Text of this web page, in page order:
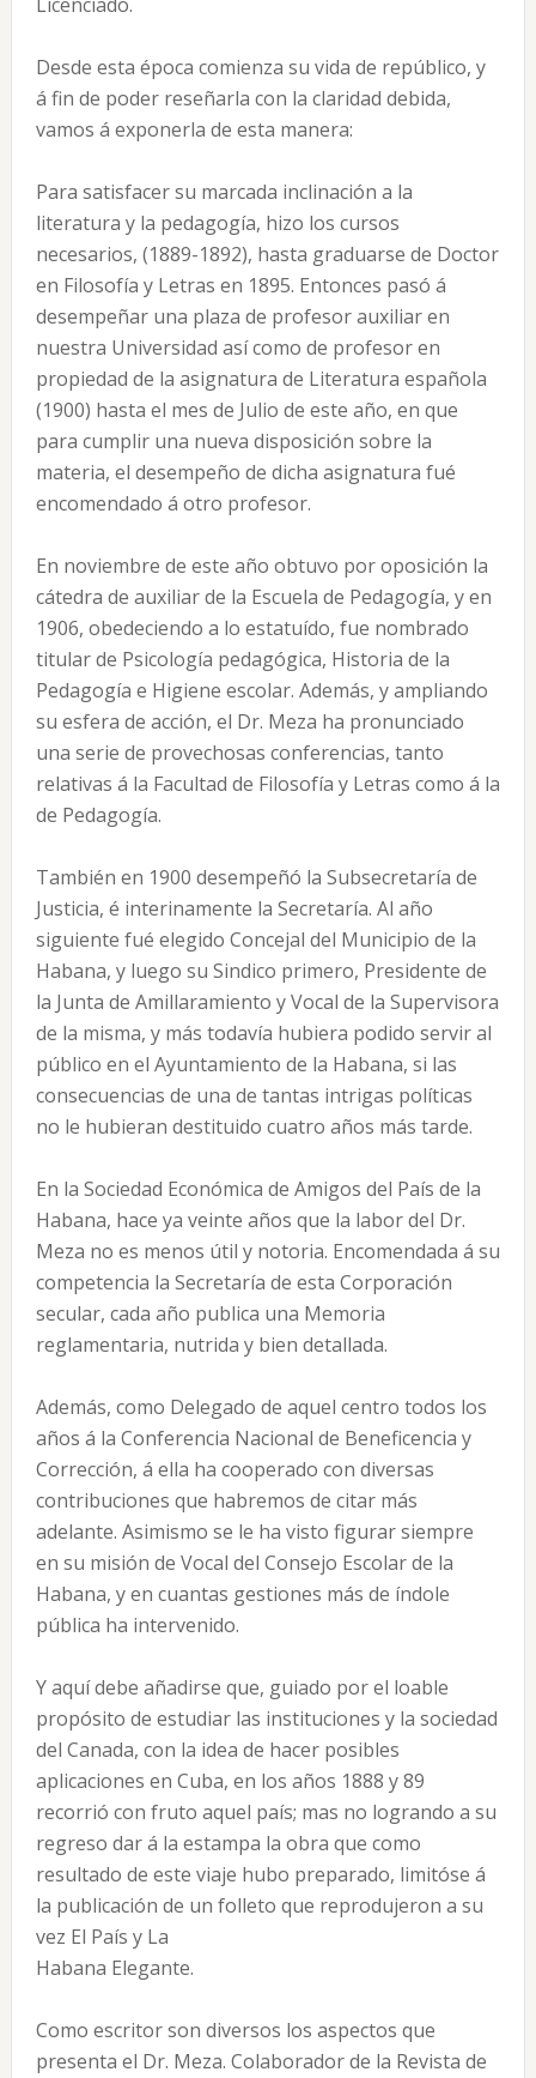
Desde esta época comienza su vida de repúblico, y
á fin de poder reseñarla con la claridad debida,
vamos á exponerla de esta manera:
Para satisfacer su marcada inclinación a la
literatura y la pedagogía, hizo los cursos
necesarios, (1889-1892), hasta graduarse de Doctor
en Filosofía y Letras en 1895. Entonces pasó á
desempeñar una plaza de profesor auxiliar en
nuestra Universidad así como de profesor en
propiedad de la asignatura de Literatura española
(1900) hasta el mes de Julio de este año, en que
para cumplir una nueva disposición sobre la
materia, el desempeño de dicha asignatura fué
encomendado á otro profesor.
En noviembre de este año obtuvo por oposición la
cátedra de auxiliar de la Escuela de Pedagogía, y en
1906, obedeciendo a lo estatuído, fue nombrado
titular de Psicología pedagógica, Historia de la
Pedagogía e Higiene escolar. Además, y ampliando
su esfera de acción, el Dr. Meza ha pronunciado
una serie de provechosas conferencias, tanto
relativas á la Facultad de Filosofía y Letras como á la
de Pedagogía.
También en 1900 desempeñó la Subsecretaría de
Justicia, é interinamente la Secretaría. Al año
siguiente fué elegido Concejal del Municipio de la
Habana, y luego su Sindico primero, Presidente de
la Junta de Amillaramiento y Vocal de la Supervisora
de la misma, y más todavía hubiera podido servir al
público en el Ayuntamiento de la Habana, si las
consecuencias de una de tantas intrigas políticas
no le hubieran destituido cuatro años más tarde.
En la Sociedad Económica de Amigos del País de la
Habana, hace ya veinte años que la labor del Dr.
Meza no es menos útil y notoria. Encomendada á su
competencia la Secretaría de esta Corporación
secular, cada año publica una Memoria
reglamentaria, nutrida y bien detallada.
Además, como Delegado de aquel centro todos los
años á la Conferencia Nacional de Beneficencia y
Corrección, á ella ha cooperado con diversas
contribuciones que habremos de citar más
adelante. Asimismo se le ha visto figurar siempre
en su misión de Vocal del Consejo Escolar de la
Habana, y en cuantas gestiones más de índole
pública ha intervenido.
Y aquí debe añadirse que, guiado por el loable
propósito de estudiar las instituciones y la sociedad
del Canada, con la idea de hacer posibles
aplicaciones en Cuba, en los años 1888 y 89
recorrió con fruto aquel país; mas no logrando a su
regreso dar á la estampa la obra que como
resultado de este viaje hubo preparado, limitóse á
la publicación de un folleto que reprodujeron a su
vez El País y La
Habana Elegante.
Como escritor son diversos los aspectos que
presenta el Dr. Meza. Colaborador de la Revista de